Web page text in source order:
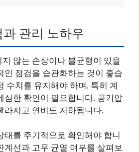
관리 노하우
않는 손상이나 불균형이 있을
인 점검을 습관화하는 것이 좋습
수치를 유지해야 하며, 특히 계
심한 확인이 필요합니다. 공기압
라지고 연비도 저하됩니다.
태를 주기적으로 확인해야 합니
계선과 고무 균열 여부를 살펴보